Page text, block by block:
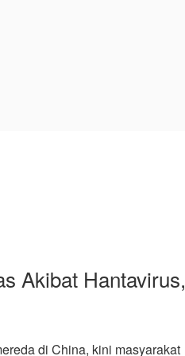
Akibat Hantavirus,
di China, kini masyarakat